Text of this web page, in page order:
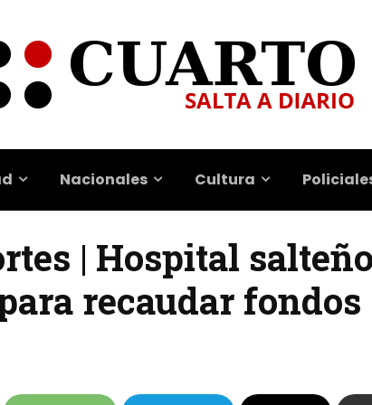
Nacionales Cultura
| Hospital salteño
recaudar fondos